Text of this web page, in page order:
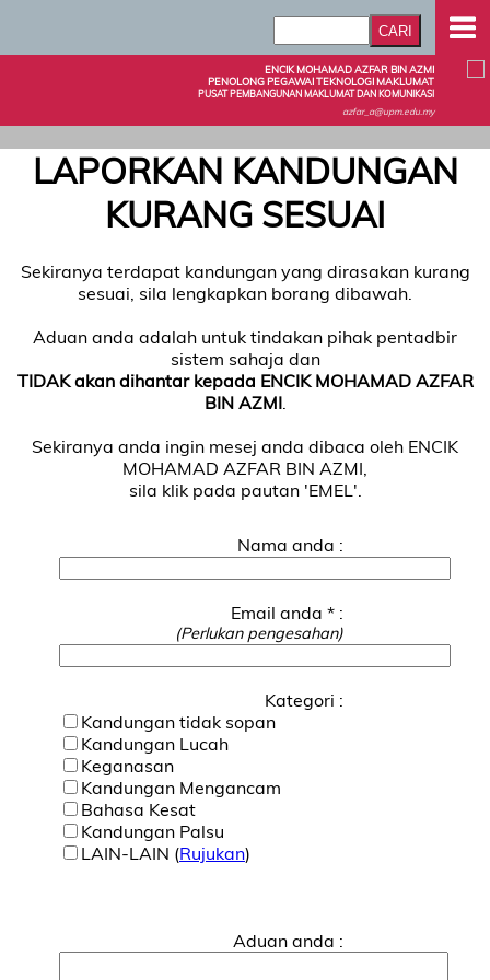
ENCIK MOHAMAD AZFAR BIN AZMI
PENOLONG PEGAWAI TEKNOLOGI MAKLUMAT
PUSAT PEMBANGUNAN MAKLUMAT DAN KOMUNIKASI
azfar_a@upm.edu.my
LAPORKAN KANDUNGAN
KURANG SESUAI
Sekiranya terdapat kandungan yang dirasakan kurang
sesuai, sila lengkapkan borang dibawah.
Aduan anda adalah untuk tindakan pihak pentadbir
sistem sahaja dan
TIDAK akan dihantar kepada ENCIK MOHAMAD AZFAR
BIN AZMI.
Sekiranya anda ingin mesej anda dibaca oleh ENCIK
MOHAMAD AZFAR BIN AZMI,
sila klik pada pautan 'EMEL'.
Nama anda :
Email anda * :
(Perlukan pengesahan)
Kategori :
Kandungan tidak sopan
Kandungan Lucah
Keganasan
Kandungan Mengancam
Bahasa Kesat
Kandungan Palsu
LAIN-LAIN (Rujukan)
Aduan anda :